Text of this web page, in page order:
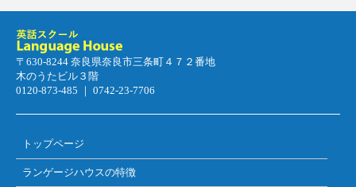
〒630-8244 奈良県奈良市三条町４７２番地
木のうたビル３階
0120-873-485 ｜ 0742-23-7706
トップページ
ランゲージハウスの特徴